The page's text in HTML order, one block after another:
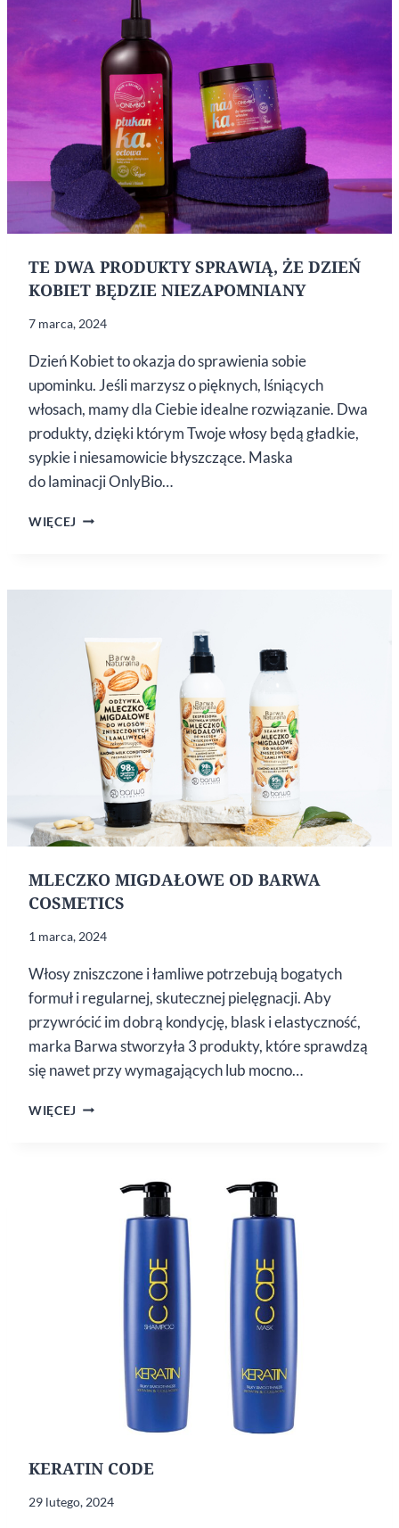
TE DWA PRODUKTY SPRAWIĄ, ŻE DZIEŃ
KOBIET BĘDZIE NIEZAPOMNIANY
7 marca, 2024
Dzień Kobiet to okazja do sprawienia sobie
upominku. Jeśli marzysz o pięknych, lśniących
włosach, mamy dla Ciebie idealne rozwiązanie. Dwa
produkty, dzięki którym Twoje włosy będą gładkie,
sypkie i niesamowicie błyszczące. Maska
do laminacji OnlyBio…
WIĘCEJ TE DWA
KOBIET
MLECZKO MIGDAŁOWE OD BARWA
COSMETICS
1 marca, 2024
Włosy zniszczone i łamliwe potrzebują bogatych
formuł i regularnej, skutecznej pielęgnacji. Aby
przywrócić im dobrą kondycję, blask i elastyczność,
marka Barwa stworzyła 3 produkty, które sprawdzą
się nawet przy wymagających lub mocno…
WIĘCEJ MLECZKO
KERATIN CODE
29 lutego, 2024